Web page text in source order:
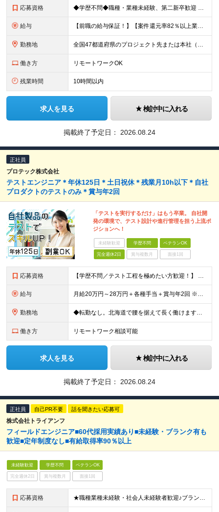
応募資格 ◆学歴不問◆職種・業種未経験、第二新卒歓迎 【具体的には】 1ヶ月でも実務経験があれば尚◎ ※豊富な経験者は特に給与面で大きな優遇有 ＜経験浅めの方でも歓迎＞ ★以下「◎」いずれかに該当される
給与 【前職の給与保証！】【案件還元率82％以上業界最高水準！】【転職者の100%が収入UPを実現！】 ＼スキルに見合った収入を望む方は、ぜひ！／ 【経験1年未満の方】 月給23万円～35万円 ※月給には
勤務地 全国47都道府県のプロジェクト先または本社（新宿区） ◎勤務地は希望を考慮。転勤はありません。 ◎フルリモート(完全在宅勤務）多数あります。 ◎転職時にお引越しをご検討の際には引越し費用または住宅手
働き方 リモートワークOK
残業時間 10時間以内
求人を見る 検討中に入れる
掲載終了予定日： 2026.08.24
正社員
プロテック株式会社
テストエンジニア＊年休125日＊土日祝休＊残業月10h以下＊自社
プロダクトのテストのみ＊賞与年2回
「テストを実行するだけ」はもう卒業。 自社開
発の環境で、テスト設計や進行管理を担う上流ポ
ジションへ！
未経験歓迎 学歴不問 ベテランOK
完全週休2日 賞与複数月 面接1回
応募資格 【学歴不問／テスト工程を極めたい方歓迎！】 ■システム開発におけるテストの実務経験をお持ちの方（単体・結合テスト等／合計で2〜3年程度を想定） ■基本的なPC操作ができる方 ≪こんな方にピッタリ≫
給与 月給20万円～28万円＋各種手当＋賞与年2回 ※経験・年齢・能力を考慮して決定いたします。 ※残業代は全額別途支給 ※試用期間3ヵ月あり。期間中の給与・待遇については下記の通り ・基本給 200,0
勤務地 ◆転勤なし。北海道で腰を据えて長く働けます。 ◆最寄り駅から徒歩8分。アクセス良好なオフィスです。 ＜本社＞ 北海道札幌市中央区北2条西18丁目1番地5 ※場合によりリモートワークも可 (変更の
働き方 リモートワーク相談可能
求人を見る 検討中に入れる
掲載終了予定日： 2026.08.24
正社員 自己PR不要 話を聞きたい応募可
株式会社トライアンフ
フィールドエンジニア■60代採用実績あり■未経験・ブランク有も
歓迎■定年制度なし■有給取得率90％以上
未経験歓迎 学歴不問 ベテランOK
完全週休2日 賞与複数月 面接1回
応募資格 ★職種業種未経験・社会人未経験者歓迎♪ブランクありもOK！ ★定年制度なし！40代・50代・60代も活躍◎ ■学歴不問 ■要普免(AT限定可) └現在取得中(教習所に通っている場合)の方も一度ご相